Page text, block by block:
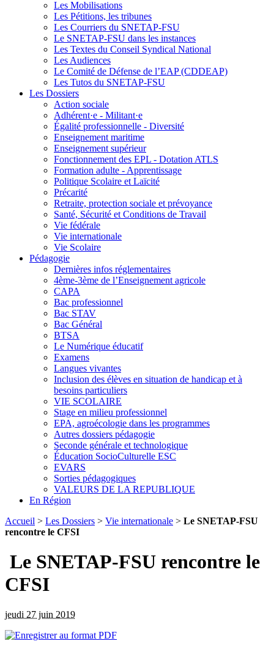
Les Mobilisations
Les Pétitions, les tribunes
Les Courriers du SNETAP-FSU
Le SNETAP-FSU dans les instances
Les Textes du Conseil Syndical National
Les Audiences
Le Comité de Défense de l’EAP (CDDEAP)
Les Tutos du SNETAP-FSU
Les Dossiers
Action sociale
Adhérent·e - Militant·e
Égalité professionnelle - Diversité
Enseignement maritime
Enseignement supérieur
Fonctionnement des EPL - Dotation ATLS
Formation adulte - Apprentissage
Politique Scolaire et Laïcité
Précarité
Retraite, protection sociale et prévoyance
Santé, Sécurité et Conditions de Travail
Vie fédérale
Vie internationale
Vie Scolaire
Pédagogie
Dernières infos réglementaires
4ème-3ème de l’Enseignement agricole
CAPA
Bac professionnel
Bac STAV
Bac Général
BTSA
Le Numérique éducatif
Examens
Langues vivantes
Inclusion des élèves en situation de handicap et à
besoins particuliers
VIE SCOLAIRE
Stage en milieu professionnel
EPA, agroécologie dans les programmes
Autres dossiers pédagogie
Seconde générale et technologique
Éducation SocioCulturelle ESC
EVARS
Sorties pédagogiques
VALEURS DE LA REPUBLIQUE
En Région
Accueil > Les Dossiers > Vie internationale > Le SNETAP-FSU
rencontre le CFSI
Le SNETAP-FSU rencontre le
CFSI
jeudi 27 juin 2019